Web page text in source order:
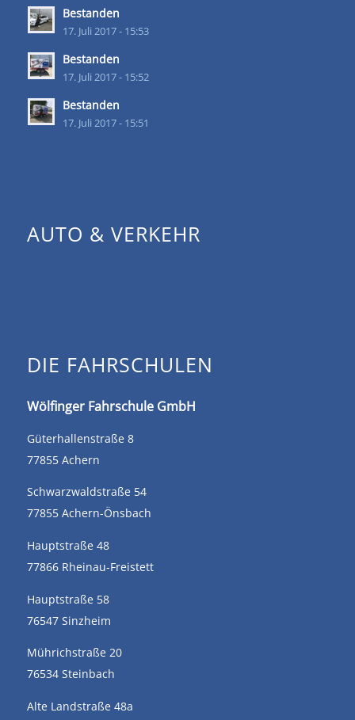
Bestanden
17. Juli 2017 - 15:53
Bestanden
17. Juli 2017 - 15:52
Bestanden
17. Juli 2017 - 15:51
AUTO & VERKEHR
DIE FAHRSCHULEN
Wölfinger Fahrschule GmbH
Güterhallenstraße 8
77855 Achern
Schwarzwaldstraße 54
77855 Achern-Önsbach
Hauptstraße 48
77866 Rheinau-Freistett
Hauptstraße 58
76547 Sinzheim
Mührichstraße 20
76534 Steinbach
Alte Landstraße 48a